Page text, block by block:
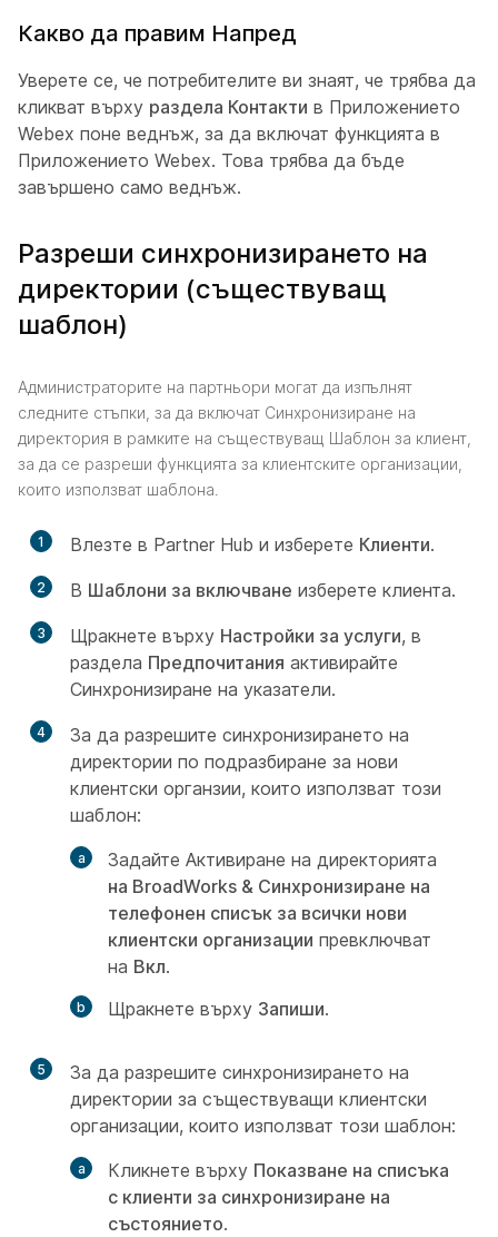
Какво да правим Напред
Уверете се, че потребителите ви знаят, че трябва да
кликват върху раздела Контакти в Приложението
Webex поне веднъж, за да включат функцията в
Приложението Webex. Това трябва да бъде
завършено само веднъж.
Разреши синхронизирането на
директории (съществуващ
шаблон)
Администраторите на партньори могат да изпълнят
следните стъпки, за да включат Синхронизиране на
директория в рамките на съществуващ Шаблон за клиент,
за да се разреши функцията за клиентските организации,
които използват шаблона.
1 Влезте в Partner Hub и изберете Клиенти.
2 В Шаблони за включване изберете клиента.
3 Щракнете върху Настройки за услуги, в
раздела Предпочитания активирайте
Синхронизиране на указатели.
4
За да разрешите синхронизирането на
директории по подразбиране за нови
клиентски органзии, които използват този
шаблон:
Задайте Активиране на директорията
на BroadWorks & Синхронизиране на
телефонен списък за всички нови
клиентски организации превключват
на Вкл.
Щракнете върху Запиши.
5
За да разрешите синхронизирането на
директории за съществуващи клиентски
организации, които използват този шаблон:
Кликнете върху Показване на списъка
с клиенти за синхронизиране на
състоянието.